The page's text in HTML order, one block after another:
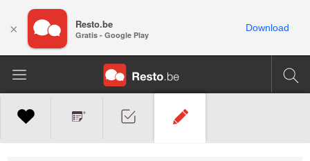
× Resto.be
Gratis - Google Play
Download